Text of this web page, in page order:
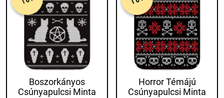
Boszorkányos
Csúnyapulcsi Minta
Horror Témájú
Csúnyapulcsi Minta